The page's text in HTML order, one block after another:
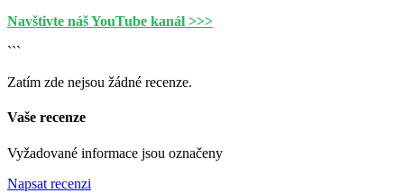
Navštivte náš YouTube kanál >>>
```
Zatím zde nejsou žádné recenze.
Vaše recenze
Vyžadované informace jsou označeny
Napsat recenzi